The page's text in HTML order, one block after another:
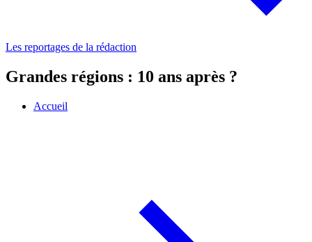
Les reportages de la rédaction
Grandes régions : 10 ans après ?
Accueil